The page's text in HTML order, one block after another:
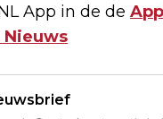
App in de de